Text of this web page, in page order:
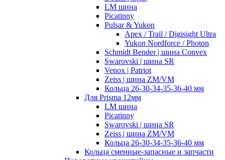
LM шина
Picatinny
Pulsar & Yukon
Apex / Trail / Digisight Ultra
Yukon Nordforce / Photon
Schmidt Bender | шина Convex
Swarovski | шина SR
Venox | Patriot
Zeiss | шина ZM/VM
Кольца 26-30-34-35-36-40 мм
Для Prisma 12мм
LM шина
Picatinny
Swarovski | шина SR
Zeiss | шина ZM/VM
Кольца 26-30-34-35-36-40 мм
Кольца сменные-запасные и запчасти